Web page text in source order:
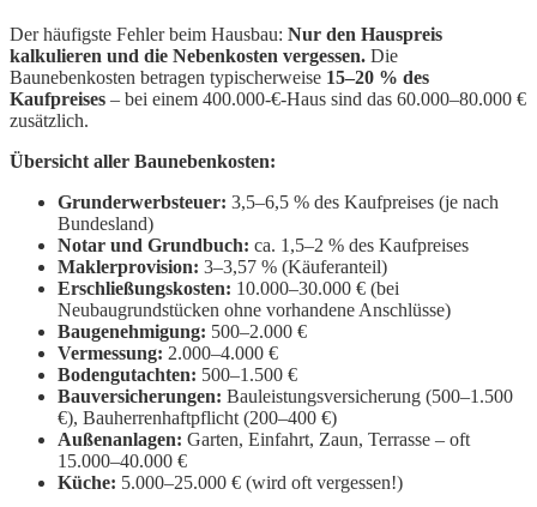
Der häufigste Fehler beim Hausbau: Nur den Hauspreis
kalkulieren und die Nebenkosten vergessen. Die
Baunebenkosten betragen typischerweise 15–20 % des
Kaufpreises – bei einem 400.000-€-Haus sind das 60.000–80.000 €
zusätzlich.
Übersicht aller Baunebenkosten:
Grunderwerbsteuer: 3,5–6,5 % des Kaufpreises (je nach
Bundesland)
Notar und Grundbuch: ca. 1,5–2 % des Kaufpreises
Maklerprovision: 3–3,57 % (Käuferanteil)
Erschließungskosten: 10.000–30.000 € (bei
Neubaugrundstücken ohne vorhandene Anschlüsse)
Baugenehmigung: 500–2.000 €
Vermessung: 2.000–4.000 €
Bodengutachten: 500–1.500 €
Bauversicherungen: Bauleistungsversicherung (500–1.500
€), Bauherrenhaftpflicht (200–400 €)
Außenanlagen: Garten, Einfahrt, Zaun, Terrasse – oft
15.000–40.000 €
Küche: 5.000–25.000 € (wird oft vergessen!)